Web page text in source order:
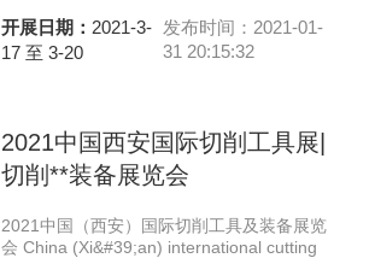
开展日期： 2021-3-
17 至 3-20
发布时间：2021-01-
31 20:15:32
2021中国西安国际切削工具展|
切削**装备展览会
2021中国（西安）国际切削工具及装备展览
会 China (Xi&#39;an) international cutting